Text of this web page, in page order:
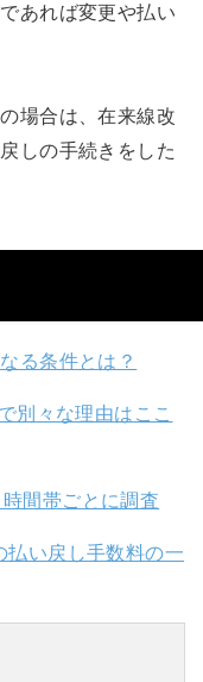
あれば変更や払い
場合は、在来線改
しの手続きをした
る条件とは？
別々な理由はここ
間帯ごとに調査
払い戻し手数料の一